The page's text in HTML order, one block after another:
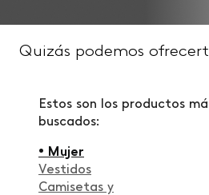
Quizás podemos
Estos son los productos
buscados:
• Mujer
Vestidos
Camisetas y